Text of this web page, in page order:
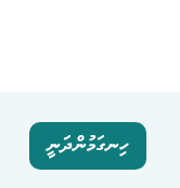
ހިނގަމުންދަނީ